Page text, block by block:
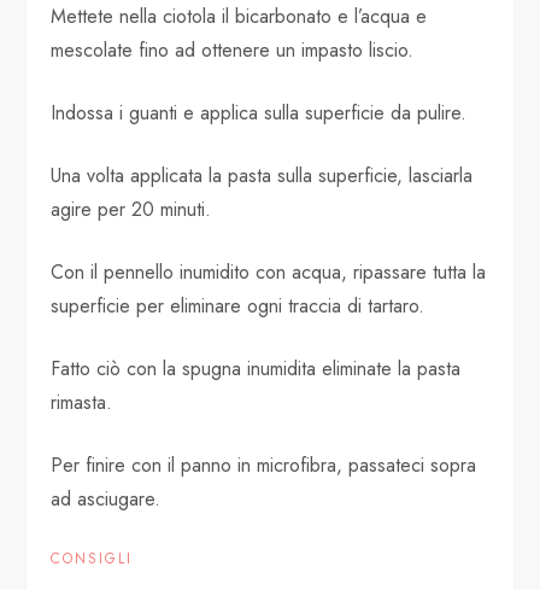
Mettete nella ciotola il bicarbonato e l’acqua e
mescolate fino ad ottenere un impasto liscio.
Indossa i guanti e applica sulla superficie da pulire.
Una volta applicata la pasta sulla superficie, lasciarla
agire per 20 minuti.
Con il pennello inumidito con acqua, ripassare tutta la
superficie per eliminare ogni traccia di tartaro.
Fatto ciò con la spugna inumidita eliminate la pasta
rimasta.
Per finire con il panno in microfibra, passateci sopra
ad asciugare.
CONSIGLI